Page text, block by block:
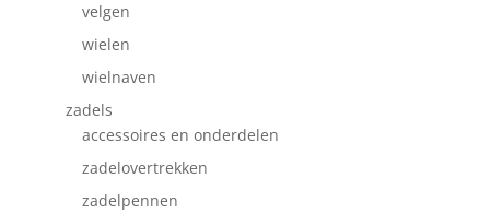
velgen
wielen
wielnaven
zadels
accessoires en onderdelen
zadelovertrekken
zadelpennen